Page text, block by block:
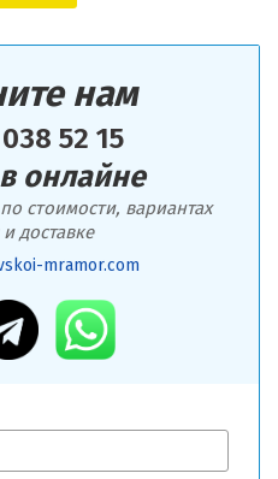
нам
52 15
онлайне
стоимости, вариантах
доставке
mramor.com